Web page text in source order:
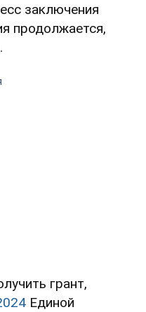
заключения
продолжается,
грант,
Единой